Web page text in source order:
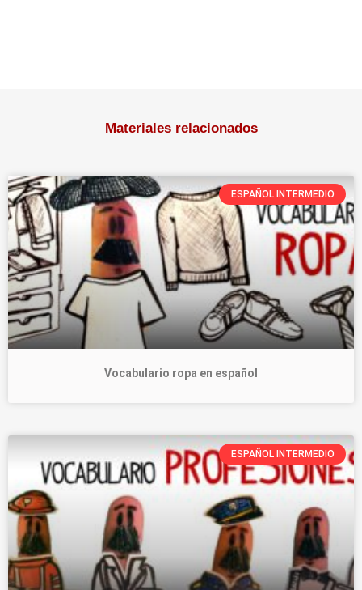
Materiales relacionados
ESPAÑOL INTERMEDIO
Vocabulario ropa en español
ESPAÑOL INTERMEDIO